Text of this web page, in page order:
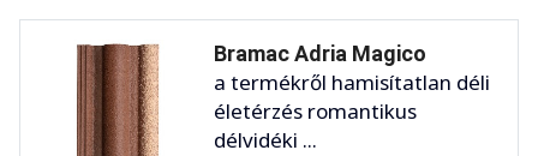
Bramac Adria Magico
a termékről hamisítatlan déli
életérzés romantikus
délvidéki ...